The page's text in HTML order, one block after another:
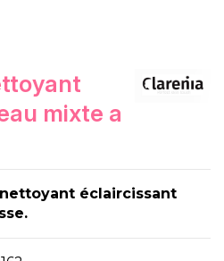
mixte a
nettoyant éclaircissant